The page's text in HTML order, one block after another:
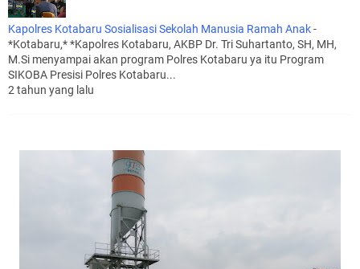
Kapolres Kotabaru Sosialisasi Sekolah Manusia Ramah Anak-
*Kotabaru,* *Kapolres Kotabaru, AKBP Dr. Tri Suhartanto, SH, MH,
M.Si menyampai akan program Polres Kotabaru ya itu Program
SIKOBA Presisi Polres Kotabaru...
2 tahun yang lalu